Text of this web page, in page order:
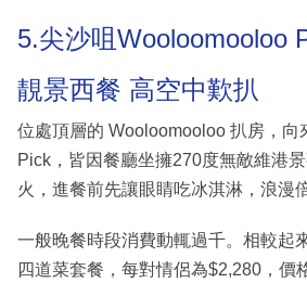
5.尖沙咀Wooloomooloo
靚景西餐 高空中歎扒
位處頂層的 Wooloomooloo 扒房，向
Pick，皆因餐廳坐擁270度無敵維港
火，進餐前先讓眼睛吃冰淇淋，浪漫
一般晚餐時段消費動輒過千。相較起
四道菜套餐，每對情侶為$2,280，價